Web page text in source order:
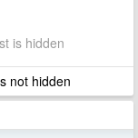
is hidden
not hidden